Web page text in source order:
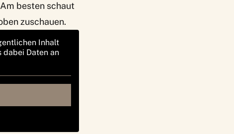
besten schaut
zuschauen.
Inhalt
dabei Daten an